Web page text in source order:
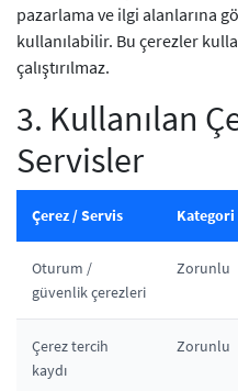
pazarlama ve ilgi alanlarına
kullanılabilir. Bu çerezler
çalıştırılmaz.
3. Kullanılan
Servisler
Çerez / Servis Kategori
Oturum /
güvenlik çerezleri
Zorunlu
Çerez tercih
kaydı
Zorunlu